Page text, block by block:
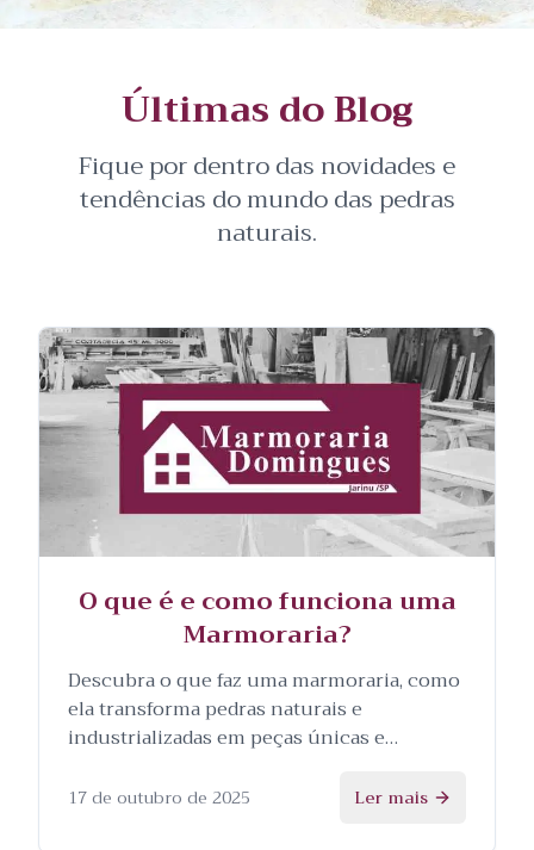
Últimas do Blog
Fique por dentro das novidades e
tendências do mundo das pedras
naturais.
O que é e como funciona uma
Marmoraria?
Descubra o que faz uma marmoraria, como
ela transforma pedras naturais e
industrializadas em peças únicas e
processo.
17 de outubro de 2025 Ler mais